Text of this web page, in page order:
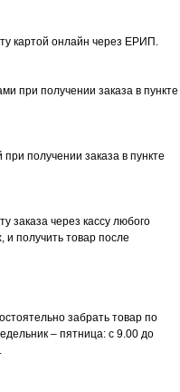
картой онлайн через ЕРИП.
при получении заказа в пункте
получении заказа в пункте
заказа через кассу любого
и получить товар после
забрать товар по
– пятница: с 9.00 до